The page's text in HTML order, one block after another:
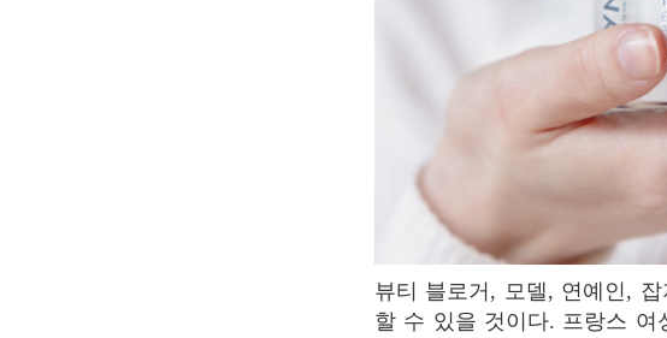
뷰티 블로거, 모델, 연예인, 잡지에서 시크한 파리지앵 룩과 프렌치 뷰티에 대한 기사를 접
할 수 있을 것이다. 프랑스 여